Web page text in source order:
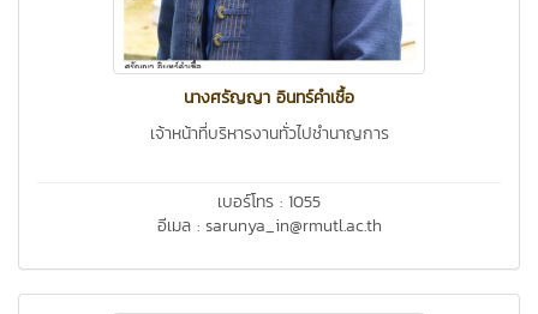
นางศรัญญา อินทร์คำเชื้อ
เจ้าหน้าที่บริหารงานทั่วไปชำนาญการ
เบอร์โทร : 1055
อีเมล : sarunya_in@rmutl.ac.th